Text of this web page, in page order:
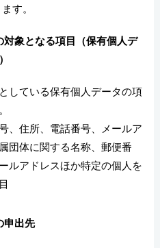
す。
対象となる項目（保有個人デ
している保有個人データの項
、住所、電話番号、メールア
団体に関する名称、郵便番
ルアドレスほか特定の個人を
申出先